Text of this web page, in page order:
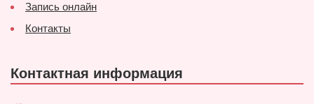
Запись онлайн
Контакты
Контактная информация